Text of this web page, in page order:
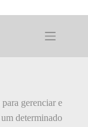
gerenciar e
determinado